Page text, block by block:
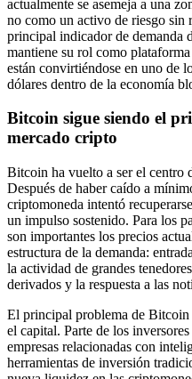
actualmente se asemeja a una
no como un activo de riesgo sin
principal indicador de demanda
mantiene su rol como
están convirtiéndose en uno de
dólares dentro de la economía
Bitcoin sigue siendo el
mercado cripto
Bitcoin ha vuelto a ser el centro
Después de haber caído a
criptomoneda intentó
un impulso sostenido. Para los
son importantes los precios
estructura de la demanda:
la actividad de grandes
derivados y la respuesta a las
El principal problema de Bitcoin
el capital. Parte de los
empresas relacionadas con
herramientas de inversión